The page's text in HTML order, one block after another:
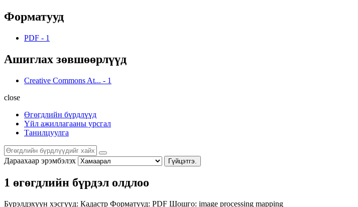
Форматууд
PDF - 1
Ашиглах зөвшөөрлүүд
Creative Commons At... - 1
close
Өгөгдлийн бүрдлүүд
Үйл ажиллагааны урсгал
Танилцуулга
Дараахаар эрэмбэлэх Гүйцэтгэ.
1 өгөгдлийн бүрдэл олдлоо
Бүрэлдэхүүн хэсгүүд: Кадастр Форматууд: PDF Шошго: image processing mapping